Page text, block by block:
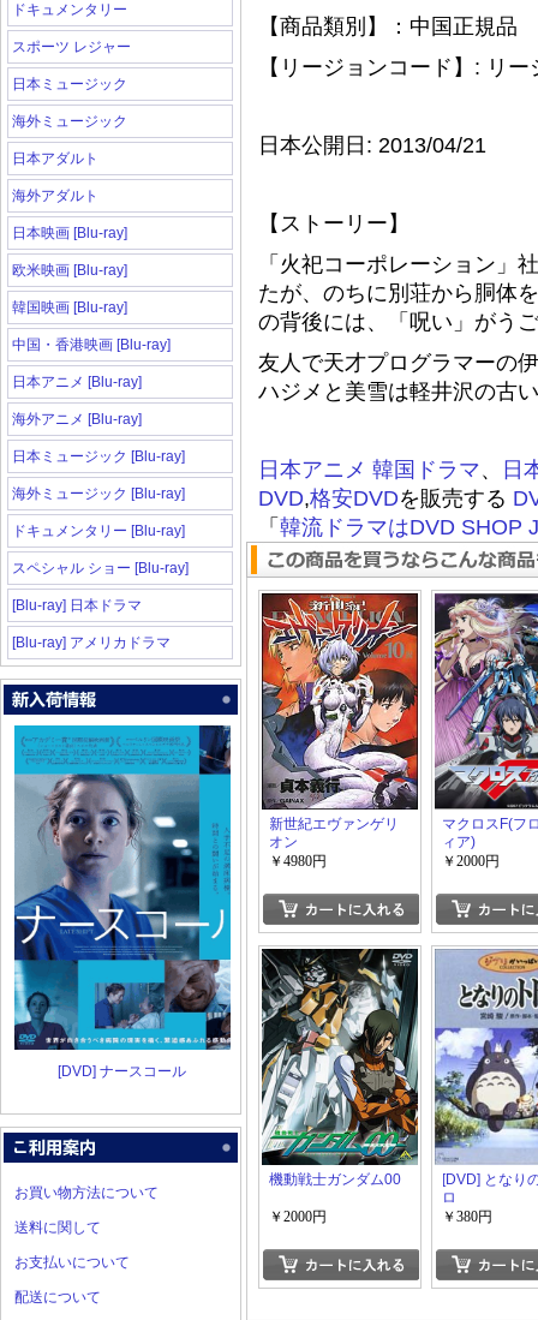
ドキュメンタリー
スポーツ レジャー
日本ミュージック
海外ミュージック
日本アダルト
海外アダルト
日本映画 [Blu-ray]
欧米映画 [Blu-ray]
韓国映画 [Blu-ray]
中国・香港映画 [Blu-ray]
日本アニメ [Blu-ray]
海外アニメ [Blu-ray]
日本ミュージック [Blu-ray]
海外ミュージック [Blu-ray]
ドキュメンタリー [Blu-ray]
スペシャル ショー [Blu-ray]
[Blu-ray] 日本ドラマ
[Blu-ray] アメリカドラマ
[DVD] ナースコール
お買い物方法について
送料に関して
お支払いについて
配送について
【商品類別】：中国正規品
【リージョンコード】: リ
日本公開日: 2013/04/21
【ストーリー】
「火祀コーポレーション」
たが、のちに別荘から胴体
の背後には、「呪い」がう
友人で天才プログラマーの
ハジメと美雪は軽井沢の古
日本アニメ 韓国ドラマ、
日
DVD,格安DVDを販売する
「 韓流ドラマはDVD SHOP
新世紀エヴァンゲリ
オン
￥4980円
マクロスF(フ
ィア)
￥2000円
機動戦士ガンダム00
￥2000円
[DVD] となり
ロ
￥380円